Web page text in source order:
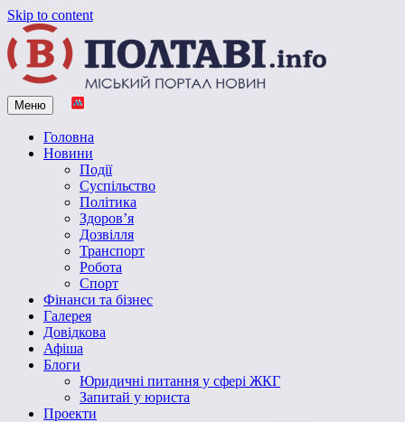
Skip to content
Vpoltave.info
Полтавський портал новин
Меню
Головна
Новини
Події
Суспільство
Політика
Здоров’я
Дозвілля
Транспорт
Робота
Спорт
Фінанси та бізнес
Галерея
Довідкова
Афіша
Блоги
Юридичні питання у сфері ЖКГ
Запитай у юриста
Проекти